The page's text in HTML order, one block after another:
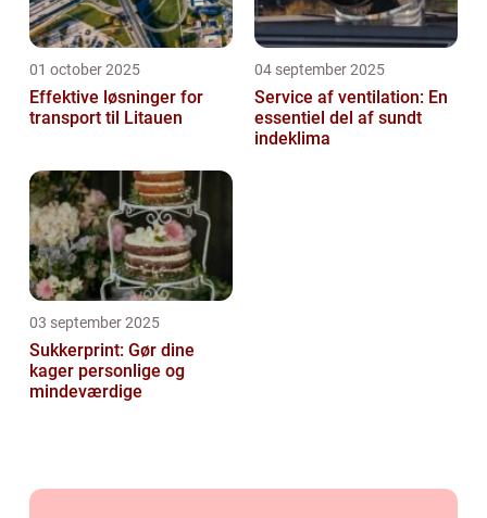
01 october 2025
Effektive løsninger for
transport til Litauen
04 september 2025
Service af ventilation: En
essentiel del af sundt
indeklima
03 september 2025
Sukkerprint: Gør dine
kager personlige og
mindeværdige